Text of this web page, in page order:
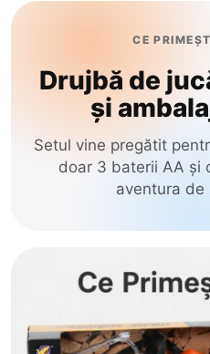
CE
Drujbă de
și
Setul vine pregătit
doar 3 baterii AA și
aventura de